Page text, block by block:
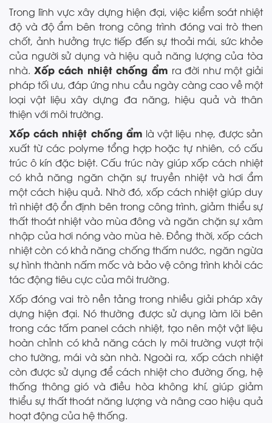
Trong lĩnh vực xây dựng hiện đại, việc kiểm soát nhiệt
độ và độ ẩm bên trong công trình đóng vai trò then
chốt, ảnh hưởng trực tiếp đến sự thoải mái, sức khỏe
của người sử dụng và hiệu quả năng lượng của tòa
nhà. Xốp cách nhiệt chống ẩm ra đời như một giải
pháp tối ưu, đáp ứng nhu cầu ngày càng cao về một
loại vật liệu xây dựng đa năng, hiệu quả và thân
thiện với môi trường.
Xốp cách nhiệt chống ẩm là vật liệu nhẹ, được sản
xuất từ các polyme tổng hợp hoặc tự nhiên, có cấu
trúc ô kín đặc biệt. Cấu trúc này giúp xốp cách nhiệt
có khả năng ngăn chặn sự truyền nhiệt và hơi ẩm
một cách hiệu quả. Nhờ đó, xốp cách nhiệt giúp duy
trì nhiệt độ ổn định bên trong công trình, giảm thiểu sự
thất thoát nhiệt vào mùa đông và ngăn chặn sự xâm
nhập của hơi nóng vào mùa hè. Đồng thời, xốp cách
nhiệt còn có khả năng chống thấm nước, ngăn ngừa
sự hình thành nấm mốc và bảo vệ công trình khỏi các
tác động tiêu cực của môi trường.
Xốp đóng vai trò nền tảng trong nhiều giải pháp xây
dựng hiện đại. Nó thường được sử dụng làm lõi bên
trong các tấm panel cách nhiệt, tạo nên một vật liệu
hoàn chỉnh có khả năng cách ly môi trường vượt trội
cho tường, mái và sàn nhà. Ngoài ra, xốp cách nhiệt
còn được sử dụng để cách nhiệt cho đường ống, hệ
thống thông gió và điều hòa không khí, giúp giảm
thiểu sự thất thoát năng lượng và nâng cao hiệu quả
hoạt động của hệ thống.